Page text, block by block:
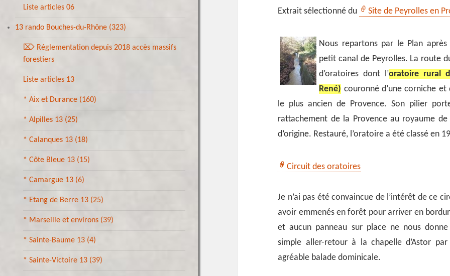
Liste articles 06
13 rando Bouches-du-Rhône (323)
⌦ Réglementation depuis 2018 accès massifs
forestiers
Liste articles 13
* Aix et Durance (160)
* Alpilles 13 (25)
* Calanques 13 (18)
* Côte Bleue 13 (15)
* Camargue 13 (6)
* Etang de Berre 13 (25)
* Marseille et environs (39)
* Sainte-Baume 13 (4)
* Sainte-Victoire 13 (39)
Extrait sélectionné du Site de Peyrolles en
Nous repartons par le Plan
petit canal de Peyrolles. La route
d’oratoires dont l’oratoire rural
René) couronné d’une corniche et
le plus ancien de Provence. Son pilier
rattachement de la Provence au royaume
d’origine. Restauré, l’oratoire a été classé en
Circuit des oratoires
Je n’ai pas été convaincue de l’intérêt de ce
avoir emmenés en forêt pour arriver en
et aucun panneau sur place ne nous
simple aller-retour à la chapelle d’Astor
agréable balade dominicale.